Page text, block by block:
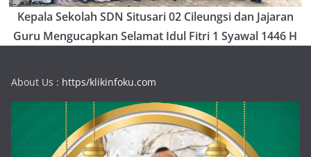
Kepala Sekolah SDN Situsari 02 Cileungsi dan Jajaran
Guru Mengucapkan Selamat Idul Fitri 1 Syawal 1446 H
About Us : https/klikinfoku.com